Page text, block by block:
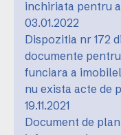
inchiriata pentru
03.01.2022
Dispozitia nr 172
documente
funciara a
nu exista acte de
19.11.2021
Document de